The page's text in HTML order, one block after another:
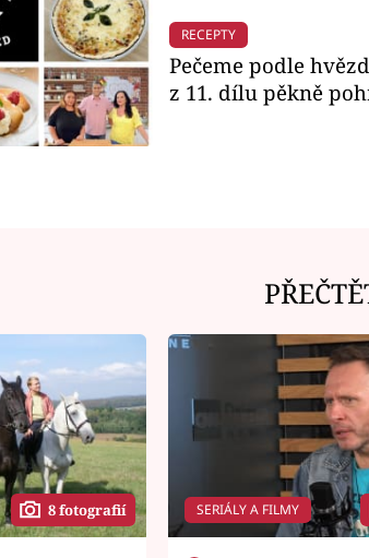
RECEPTY
Pečeme podle
z 11. dílu pěkně
8 fotografií SERIÁLY A FILMY